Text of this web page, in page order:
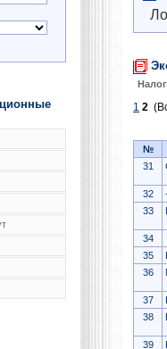
1 2
№
31
32
33
34
35
36
37
38
39